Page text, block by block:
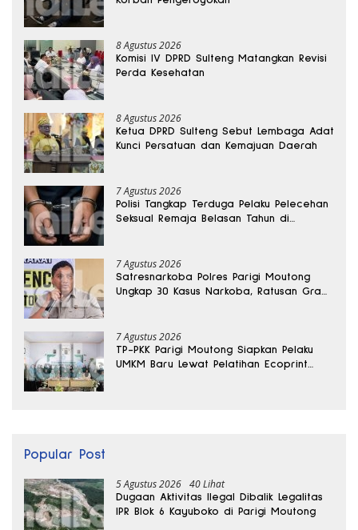
8 Agustus 2026
Komisi IV DPRD Sulteng Matangkan Revisi
Perda Kesehatan
8 Agustus 2026
Ketua DPRD Sulteng Sebut Lembaga Adat
Kunci Persatuan dan Kemajuan Daerah
7 Agustus 2026
Polisi Tangkap Terduga Pelaku Pelecehan
Seksual Remaja Belasan Tahun di
7 Agustus 2026
Satresnarkoba Polres Parigi Moutong
Ungkap 30 Kasus Narkoba, Ratusan Gram
7 Agustus 2026
TP-PKK Parigi Moutong Siapkan Pelaku
UMKM Baru Lewat Pelatihan Ecoprint
Popular Post
5 Agustus 2026 40 Lihat
Dugaan Aktivitas Ilegal Dibalik Legalitas
IPR Blok 6 Kayuboko di Parigi Moutong